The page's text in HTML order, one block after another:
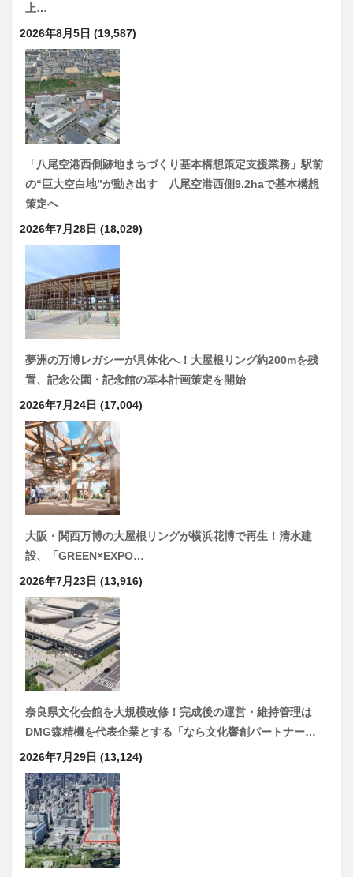
上…
2026年8月5日 (19,587)
「八尾空港西側跡地まちづくり基本構想策定支援業務」駅前
の“巨大空白地”が動き出す 八尾空港西側9.2haで基本構想
策定へ
2026年7月28日 (18,029)
夢洲の万博レガシーが具体化へ！大屋根リング約200mを残
置、記念公園・記念館の基本計画策定を開始
2026年7月24日 (17,004)
大阪・関西万博の大屋根リングが横浜花博で再生！清水建
設、「GREEN×EXPO…
2026年7月23日 (13,916)
奈良県文化会館を大規模改修！完成後の運営・維持管理は
DMG森精機を代表企業とする「なら文化響創パートナー…
2026年7月29日 (13,124)